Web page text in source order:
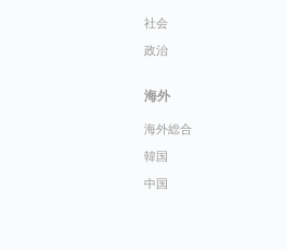
社会
政治
海外
海外総合
韓国
中国